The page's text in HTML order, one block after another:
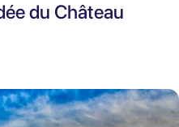
du Château